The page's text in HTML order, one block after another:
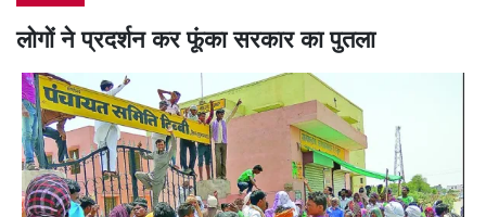
लोगों ने प्रदर्शन कर फूंका सरकार का पुतला